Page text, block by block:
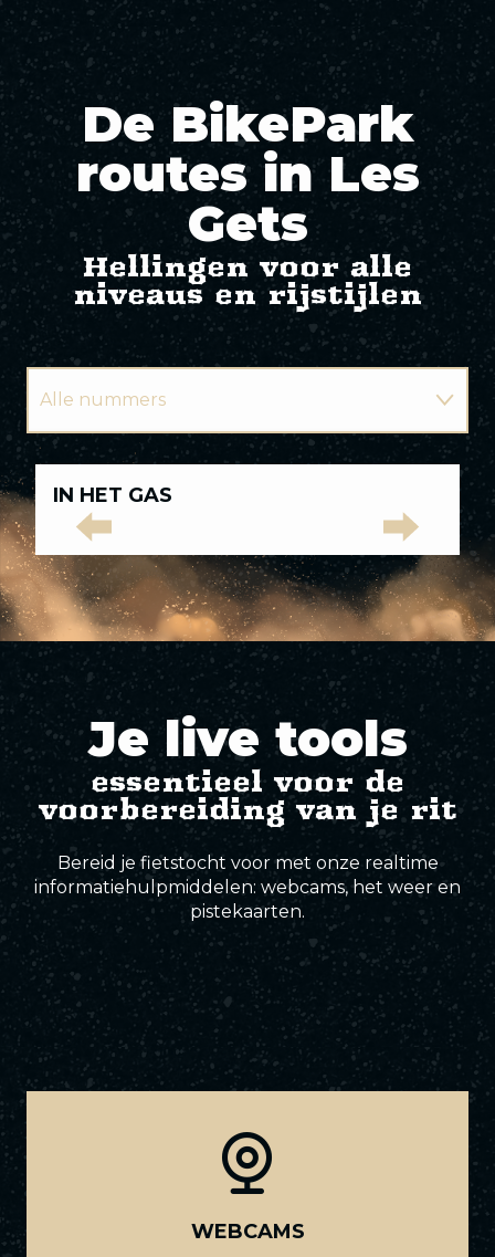
De BikePark
routes in Les
Gets
Hellingen voor alle
niveaus en rijstijlen
Alle nummers
Groene paden
Blauwe sporen
Rode sporen
Zwarte sporen
Elite-sporen
Alle
nummers
IN HET GAS
Groene
paden
Blauwe
sporen
Rode
sporen
Zwarte
sporen
Elite-
sporen
Je live tools
essentieel voor de
voorbereiding van je rit
Bereid je fietstocht voor met onze realtime
informatiehulpmiddelen: webcams, het weer en
pistekaarten.
WEBCAMS